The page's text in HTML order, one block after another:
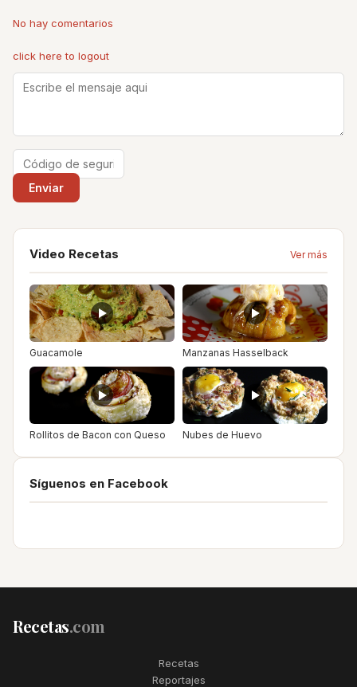
No hay comentarios
click here to logout
Video Recetas Ver más
Guacamole Manzanas Hasselback
Rollitos de Bacon con Queso Nubes de Huevo
Síguenos en Facebook
Recetas.com
Recetas
Reportajes